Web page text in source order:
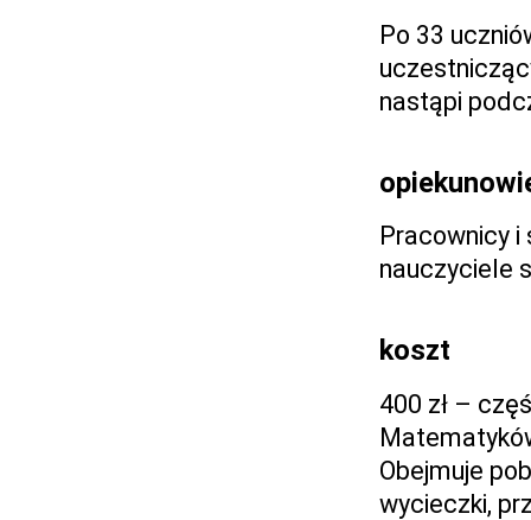
Po 33
nastąpi
Pracownicy
nauczyciele
koszt
400 zł –
Obejmuje
wycieczki,